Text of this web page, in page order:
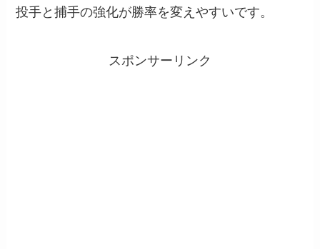
投手と捕手の強化が勝率を変えやすいです。
スポンサーリンク